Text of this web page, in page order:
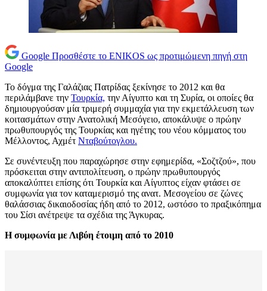
Google Προσθέστε το ENIKOS ως προτιμώμενη πηγή στη
Google
Το δόγμα της Γαλάζιας Πατρίδας ξεκίνησε το 2012 και θα
περιλάμβανε την Τουρκία, την Αίγυπτο και τη Συρία, οι οποίες θα
δημιουργούσαν μία τριμερή συμμαχία για την εκμετάλλευση των
κοιτασμάτων στην Ανατολική Μεσόγειο, αποκάλυψε ο πρώην
πρωθυπουργός της Τουρκίας και ηγέτης του νέου κόμματος του
Μέλλοντος, Αχμέτ Νταβούτογλου.
Σε συνέντευξη που παραχώρησε στην εφημερίδα, «Σοζτζού», που
πρόσκειται στην αντιπολίτευση, ο πρώην πρωθυπουργός
αποκαλύπτει επίσης ότι Τουρκία και Αίγυπτος είχαν φτάσει σε
συμφωνία για τον καταμερισμό της ανατ. Μεσογείου σε ζώνες
θαλάσσιας δικαιοδοσίας ήδη από το 2012, ωστόσο το πραξικόπημα
του Σίσι ανέτρεψε τα σχέδια της Άγκυρας.
Η συμφωνία με Λιβύη έτοιμη από το 2010